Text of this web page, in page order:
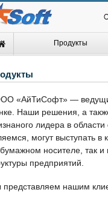
Продукты
«АйТиСофт» — ведущий
Наши решения, а
лидера в
могут выступать в
носителе, так
предприятий.
нашим